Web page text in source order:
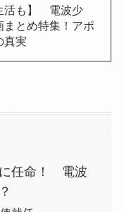
活も】 電波少
とめ特集！アポ
真実
任命！ 電波